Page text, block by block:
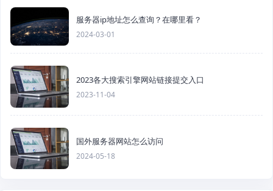
服务器ip地址怎么查询？在哪里看？
2024-03-01
2023各大搜索引擎网站链接提交入口
2023-11-04
国外服务器网站怎么访问
2024-05-18